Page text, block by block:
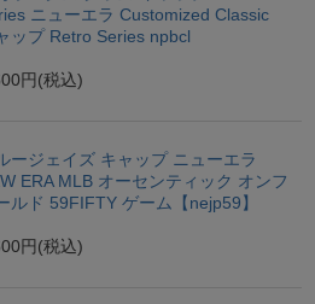
ニューエラ Customized Classic
ップ Retro Series npbcl
円 (税込)
ージェイズ キャップ ニューエラ
ERA MLB オーセンティック オンフ
ルド 59FIFTY ゲーム【nejp59】
円 (税込)